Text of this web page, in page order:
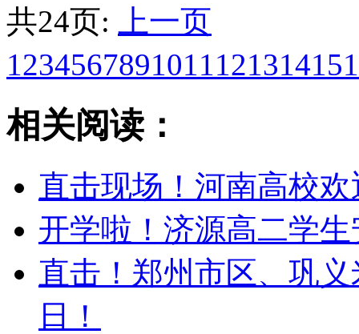
共24页:
上一页
123456789101112131415
相关阅读：
直击现场！河南高校
开学啦！济源高二学
直击！郑州市区、巩
日！